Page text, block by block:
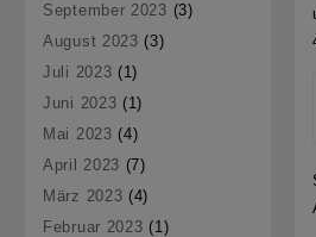
September 2023 (3)
August 2023 (3)
Juli 2023 (1)
Juni 2023 (1)
Mai 2023 (4)
April 2023 (7)
März 2023 (4)
Februar 2023 (1)